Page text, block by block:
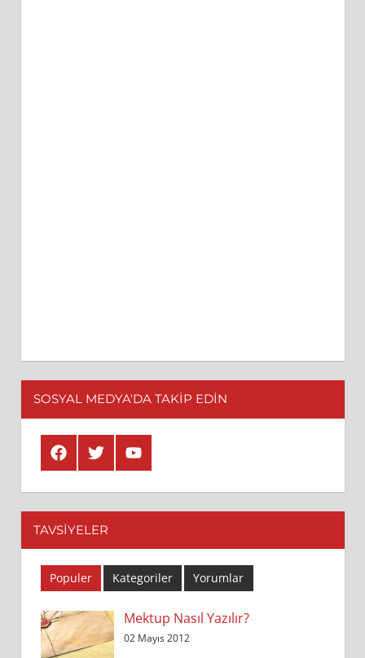
SOSYAL MEDYA'DA TAKİP EDİN
FacebookTwitterYoutube
TAVSIYELER
Populer Kategoriler Yorumlar
Mektup Nasıl Yazılır?
02 Mayıs 2012